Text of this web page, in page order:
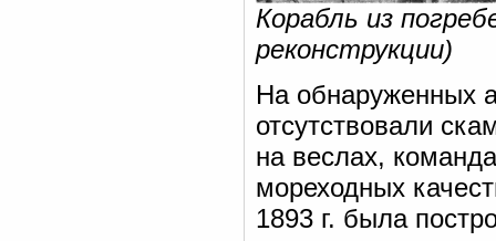
Корабль из
реконструкции)
На обнаруженных
отсутствовали
на веслах,
мореходных
1893 г. была